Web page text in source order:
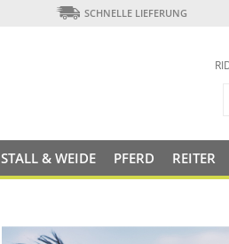
SCHNELLE LIEFERUNG
STALL & WEIDE PFERD REITER